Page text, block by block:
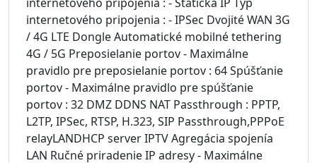
internetového pripojenia : - IPSec Dvojité WAN 3G
/ 4G LTE Dongle Automatické mobilné tethering
4G / 5G Preposielanie portov - Maximálne
pravidlo pre preposielanie portov : 64 Spúšťanie
portov - Maximálne pravidlo pre spúšťanie
portov : 32 DMZ DDNS NAT Passthrough : PPTP,
L2TP, IPSec, RTSP, H.323, SIP Passthrough,PPPoE
relayLANDHCP server IPTV Agregácia spojenía
LAN Ručné priradenie IP adresy - Maximálne